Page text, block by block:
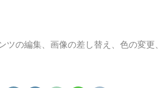
の編集、画像の差し替え、色の変更